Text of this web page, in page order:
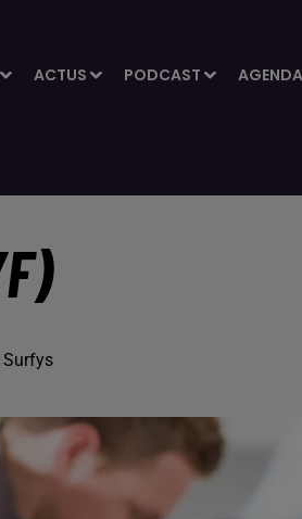
ACTUS PODCAST AGENDA
Surfys